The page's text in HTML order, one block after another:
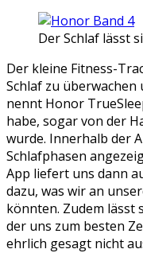
Der Schlaf lässt
Der kleine Fitness-
Schlaf zu überwachen
nennt Honor
habe, sogar von der
wurde. Innerhalb der
Schlafphasen
App liefert uns dann
dazu, was wir an
könnten. Zudem lässt
der uns zum besten
ehrlich gesagt nicht